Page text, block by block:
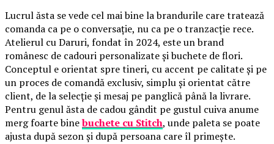
Lucrul ăsta se vede cel mai bine la brandurile care tratează
comanda ca pe o conversație, nu ca pe o tranzacție rece.
Atelierul cu Daruri, fondat în 2024, este un brand
românesc de cadouri personalizate și buchete de flori.
Conceptul e orientat spre tineri, cu accent pe calitate și pe
un proces de comandă exclusiv, simplu și orientat către
client, de la selecție și mesaj pe panglică până la livrare.
Pentru genul ăsta de cadou gândit pe gustul cuiva anume
merg foarte binebuchete cu Stitch, unde paleta se poate
ajusta după sezon și după persoana care îl primește.